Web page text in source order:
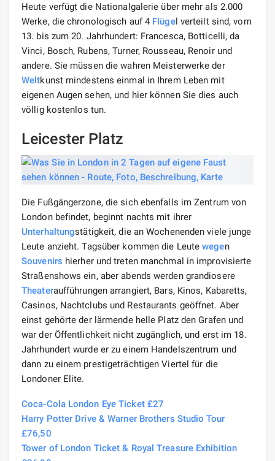
Heute verfügt die Nationalgalerie über mehr als 2.000
Werke, die chronologisch auf 4 Flügel verteilt sind, vom
13. bis zum 20. Jahrhundert: Francesca, Botticelli, da
Vinci, Bosch, Rubens, Turner, Rousseau, Renoir und
andere. Sie müssen die wahren Meisterwerke der
Weltkunst mindestens einmal in Ihrem Leben mit
eigenen Augen sehen, und hier können Sie dies auch
völlig kostenlos tun.
Leicester Platz
Die Fußgängerzone, die sich ebenfalls im Zentrum von
London befindet, beginnt nachts mit ihrer
Unterhaltungstätigkeit, die an Wochenenden viele junge
Leute anzieht. Tagsüber kommen die Leutewegen
Souvenirs hierher und treten manchmal in improvisierte
Straßenshows ein, aber abends werden grandiosere
Theateraufführungen arrangiert, Bars, Kinos, Kabaretts,
Casinos, Nachtclubs und Restaurants geöffnet. Aber
einst gehörte der lärmende helle Platz den Grafen und
war der Öffentlichkeit nicht zugänglich, und erst im 18.
Jahrhundert wurde er zu einem Handelszentrum und
dann zu einem prestigeträchtigen Viertel für die
Londoner Elite.
Coca-Cola London Eye Ticket £27
Harry Potter Drive & Warner Brothers Studio Tour
£76,50
Tower of London Ticket & Royal Treasure Exhibition